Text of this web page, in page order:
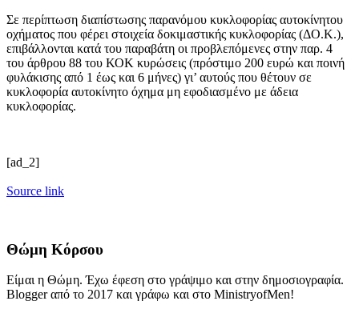
Σε περίπτωση διαπίστωσης παρανόμου κυκλοφορίας αυτοκίνητου
οχήματος που φέρει στοιχεία δοκιμαστικής κυκλοφορίας (ΔΟ.Κ.),
επιβάλλονται κατά του παραβάτη οι προβλεπόμενες στην παρ. 4
του άρθρου 88 του ΚΟΚ κυρώσεις (πρόστιμο 200 ευρώ και ποινή
φυλάκισης από 1 έως και 6 μήνες) γι’ αυτούς που θέτουν σε
κυκλοφορία αυτοκίνητο όχημα μη εφοδιασμένο με άδεια
κυκλοφορίας.
[ad_2]
Source link
Θώμη Κόρσου
Είμαι η Θώμη. Έχω έφεση στο γράψιμο και στην δημοσιογραφία.
Blogger από το 2017 και γράφω και στο MinistryofMen!